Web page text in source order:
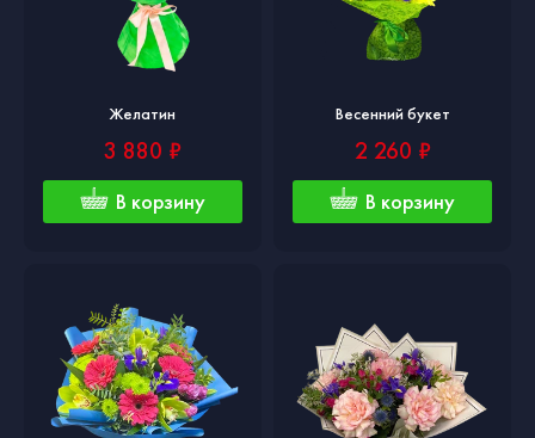
Желатин
3 880 ₽
В корзину
Весенний букет
2 260 ₽
В корзину